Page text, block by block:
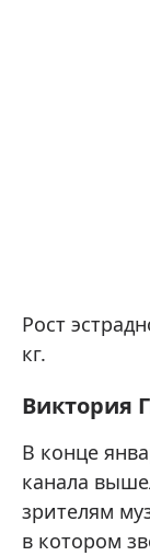
Рост
кг.
Виктория
В конце
канала
зрителям
в котором